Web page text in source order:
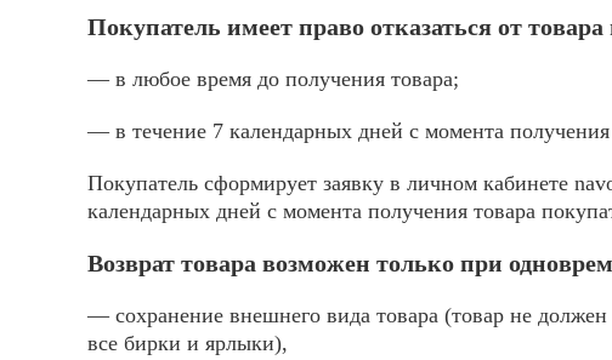
Покупатель имеет право отказаться от
— в любое время до получения товара;
— в течение 7 календарных дней с момента получения
Покупатель сформирует заявку в личном кабинете
календарных дней с момента получения товара
Возврат товара возможен только при
— сохранение внешнего вида товара (товар не
все бирки и ярлыки),